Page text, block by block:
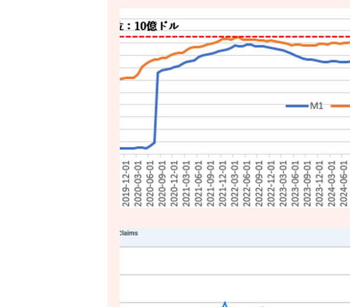
資産形成する上で、必要となる生涯生活設計
はじめての資産形成、なにをどうすれば良い
世界の経済をけん引する米国の政策変更は資
世界経済のけん引となるアメリカの政策変
世界経済のけん引となるアメリカの政策変更